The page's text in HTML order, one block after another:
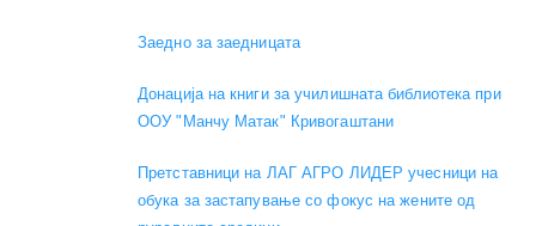
Заедно за заедницата
Донација на книги за училишната библиотека при
ООУ "Манчу Матак" Кривогаштани
Претставници на ЛАГ АГРО ЛИДЕР учесници на
обука за застапување со фокус на жените од